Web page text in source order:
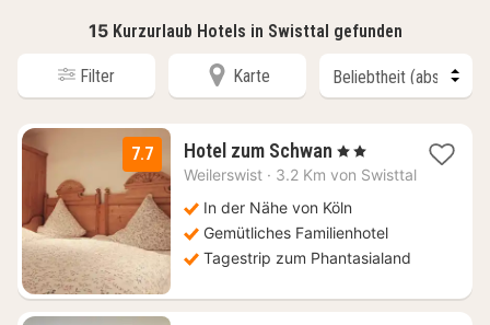
15 Kurzurlaub Hotels in Swisttal gefunden
Filter Karte
7.7 Hotel zum Schwan 1
Nacht
99
€
, 2 Sterne
Weilerswist · 3.2 Km von Swisttal
In der Nähe von Köln
Gemütliches Familienhotel
Tagestrip zum Phantasialand